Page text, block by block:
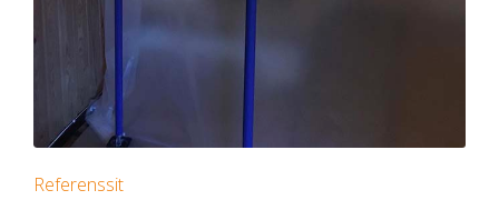
Posted
Referenssit